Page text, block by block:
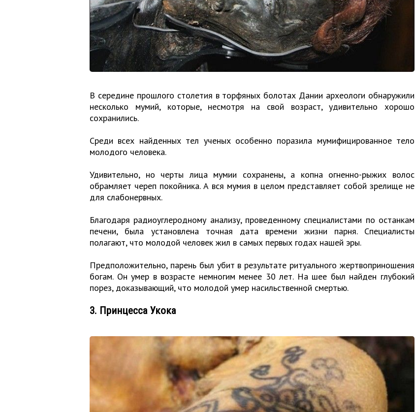
В середине прошлого столетия в торфяных болотах Дании археологи обнаружили
несколько мумий, которые, несмотря на свой возраст, удивительно хорошо
сохранились.
Среди всех найденных тел ученых особенно поразила мумифицированное тело
молодого человека.
Удивительно, но черты лица мумии сохранены, а копна огненно-рыжих волос
обрамляет череп покойника. А вся мумия в целом представляет собой зрелище не
для слабонервных.
Благодаря радиоуглеродному анализу, проведенному специалистами по останкам
печени, была установлена точная дата времени жизни парня. Специалисты
полагают, что молодой человек жил в самых первых годах нашей эры.
Предположительно, парень был убит в результате ритуального жертвоприношения
богам. Он умер в возрасте немногим менее 30 лет. На шее был найден глубокий
порез, доказывающий, что молодой умер насильственной смертью.
3. Принцесса Укока